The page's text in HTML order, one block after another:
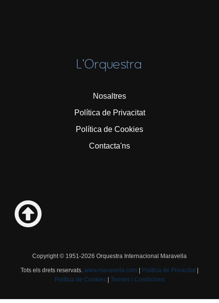
L'Orquestra
Nosaltres
Política de Privacitat
Política de Cookies
Contacta'ns
Copyright © 1951-2026 Orquestra Internacional Maravella
Tots els drets reservats. www.maravella.com Política de Privacitat
Política de Cookies| Termes i Condicions